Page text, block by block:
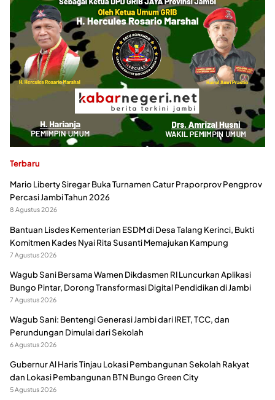
Terbaru
Mario Liberty Siregar Buka Turnamen Catur Praporprov Pengprov
Percasi Jambi Tahun 2026
8 Agustus 2026
Bantuan Lisdes Kementerian ESDM di Desa Talang Kerinci, Bukti
Komitmen Kades Nyai Rita Susanti Memajukan Kampung
7 Agustus 2026
Wagub Sani Bersama Wamen Dikdasmen RI Luncurkan Aplikasi
Bungo Pintar, Dorong Transformasi Digital Pendidikan di Jambi
7 Agustus 2026
Wagub Sani: Bentengi Generasi Jambi dari IRET, TCC, dan
Perundungan Dimulai dari Sekolah
6 Agustus 2026
Gubernur Al Haris Tinjau Lokasi Pembangunan Sekolah Rakyat
dan Lokasi Pembangunan BTN Bungo Green City
5 Agustus 2026